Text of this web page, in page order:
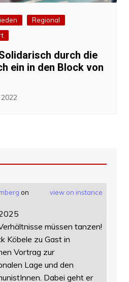
Regional
durch die
ein in den Block von
view on instance
on
müssen tanzen!
Köbele zu Gast in
Vortrag zur
Lage und den
Dabei geht er